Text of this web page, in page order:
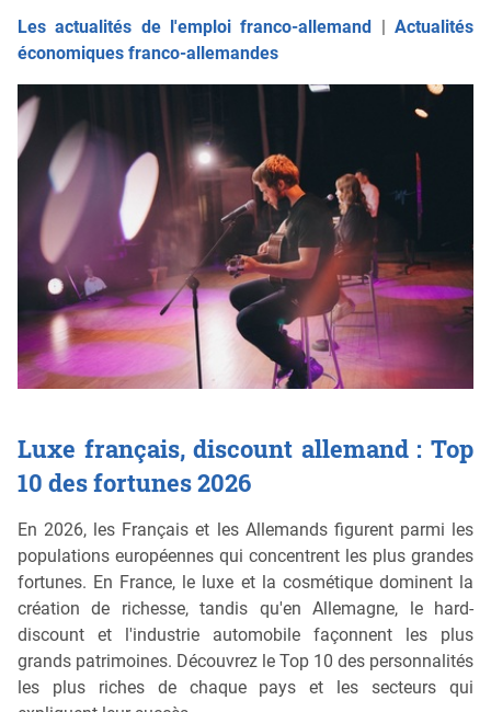
Les actualités de l'emploi franco-allemand
|Actualités
économiques franco-allemandes
Luxe français, discount allemand : Top
10 des fortunes 2026
En 2026, les Français et les Allemands figurent parmi les
populations européennes qui concentrent les plus grandes
fortunes. En France, le luxe et la cosmétique dominent la
création de richesse, tandis qu'en Allemagne, le hard-
discount et l'industrie automobile façonnent les plus
grands patrimoines. Découvrez le Top 10 des personnalités
les plus riches de chaque pays et les secteurs qui